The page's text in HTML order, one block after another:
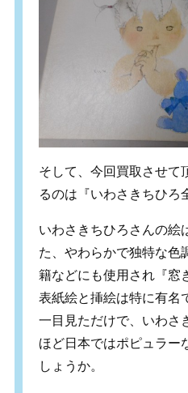
そして、今回買取させて
るのは『いわさきちひろ
いわさきちひろさんの絵
た、やわらかで独特な色
籍などにも使用され『窓
表紙絵と挿絵は特に有名
一目見ただけで、いわさ
ほど日本ではポピュラー
しょうか。